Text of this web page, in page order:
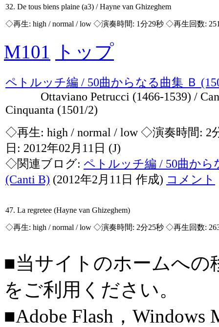
32. De tous biens plaine (a3) / Hayne van Ghizeghem
◇再生: high / normal / low ◇演奏時間: 1分29秒 ◇再生回数:
M101 トップ
ペトルッチ編 / 50曲からなる曲集 Ｂ
Ottaviano Petrucci (1466-1539) /
Cinquanta (1501/2)
◇再生: high / normal / low ◇演奏時間: 2
日: 2012年02月11日 (J)
◇関連ブログ: ペトルッチ編 / 50曲から
(Canti B) (2012年2月11日 作成) コメント
47. La regretee (Hayne van Ghizeghem)
◇再生: high / normal / low ◇演奏時間: 2分25秒 ◇再生回数:
■当サイトのホームへの
をご利用ください。
■Adobe Flash，Windows